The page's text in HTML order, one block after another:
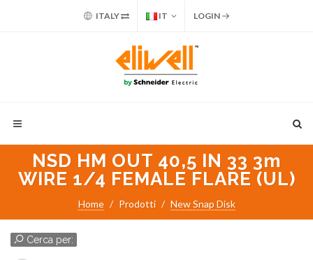
ITALY IT LOGIN
NSD HM OUT 40,5 IN 33 3m
WIRE 1/4 FEMALE FLARE (UL)
Home Prodotti New Snap Disk
Cerca per: